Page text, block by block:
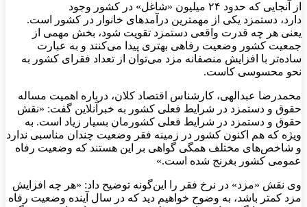
از آنجایی که حدود ۲۴ میلیون «شاغل» در کشور وجود
دارد، دستمزد یکی از مهمترین درآمدهای خانوار در کشور است.
یعنی هر چه قدرت واقعی دستمزد تقویت شود، بخش مهمی از
جمعیت کشور وضعیت رفاهی بهتری پیدا می‌کنند و به عبارت
ساده‌تر با افزایش منصفانه مزد می‌توان از تعداد فقرای کشور به
نحو محسوسی کاست.
محمدرضا عبدالهی، کارشناس اقتصاد کلان، درباره اهمیت مساله
حقوق و دستمزد در شرایط فعلی کشور به خبرآنلاین گفت: «نقش
حقوق و دستمزد در شرایط فعلی کشورمان بسیار زیاد است. به
ویژه که هم اکنون کشور در زمینه فقر وضعیت چندان مناسبی ندارد
و شاخص‌های مختلف همگی گواهی بر این هستند که وضعیت رفاه
عمومی کشور بغرنج شده است.»
وی نقش «مزد» در نرخ فقر را این‌گونه توضیح داد: «هر چه افزایش
مزد کمتر باشد، به وضوح خواهیم دید که در سال آینده وضعیت رفاه